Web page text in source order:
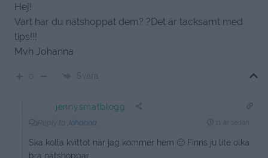
Hej!
Vart har du nätshoppat dem? ?Det är tacksamt med
tips!!!
Mvh Johanna
Svara
jennysmatblogg
Johanna
Ska kolla kvittot när jag kommer hem 🙂 Finns ju lite olka
bra nätshoppar